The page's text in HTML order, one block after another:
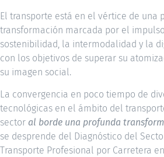
El transporte está en el vértice de una
transformación marcada por el
sostenibilidad, la intermodalidad y la
con los objetivos de superar su
su imagen social.
La convergencia en poco tiempo de
tecnológicas en el ámbito del
sector al borde una profunda
se desprende del Diagnóstico del
Transporte Profesional por Carretera